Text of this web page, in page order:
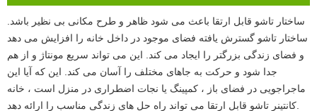
ساختار تاشو قابل ارتقا باعث می شود ظاهر و طرح مکانی بی نظیر باشد.
ساختار تاشو گسترش یافته فضای موجود در داخل خانه را افزایش می دهد
و فضای زندگی بزرگتر را ایجاد می کند. این می تواند سریع مونتاژ و از هم
جدا شود و حرکت به جاهای مختلف را آسان می کند. این که آیا این
ماجراجویی در فضای باز ، کمپینگ یا نجات اضطراری در منزل است ، خانه